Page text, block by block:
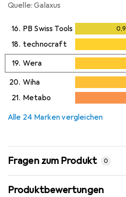
Quelle: Galaxus
16. PB Swiss Tools 0,9
18. technocraft
19. Wera
20. Wiha
21. Metabo
Alle 24 Marken vergleichen
Fragen zum Produkt 0
Produktbewertungen